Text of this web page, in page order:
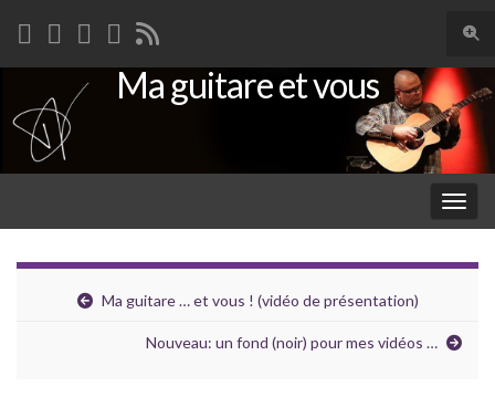
Search for:
Ma guitare et vous
Ma guitare … et vous ! (vidéo de présentation)
Nouveau: un fond (noir) pour mes vidéos …